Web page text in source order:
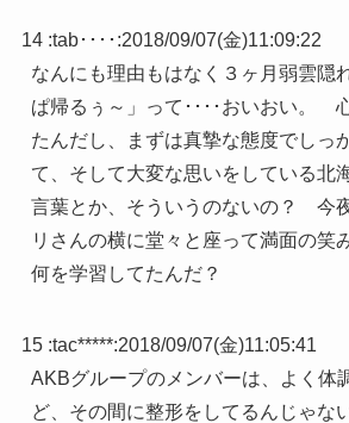
14 :tab････ :2018/09/07(金)11:09:22
なんにも理由もはなく３ヶ月弱雲隠
ぱ帰るぅ～」って････おいおい。
たんだし、まずは真摯な態度でしっ
て、そして大変な思いをしている北
言葉とか、そういうのないの？ 今
リさんの横に堂々と座って満面の笑
何を学習してたんだ？
15 :tac*****:2018/09/07(金)11:05:41
AKBグループのメンバーは、よく体
ど、その間に整形をしてるんじゃな